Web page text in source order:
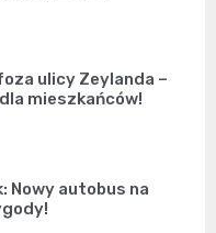
ulicy Zeylanda –
mieszkańców!
Nowy autobus na